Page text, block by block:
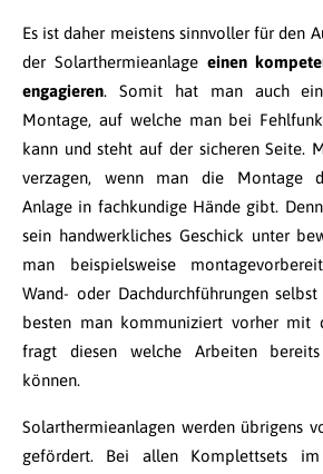
Es ist daher meistens sinnvoller für den
der Solarthermieanlage einen
engagieren. Somit hat man auch
Montage, auf welche man bei
kann und steht auf der sicheren Seite.
verzagen, wenn man die Montage
Anlage in fachkundige Hände gibt.
sein handwerkliches Geschick unter
man beispielsweise
Wand- oder Dachdurchführungen
besten man kommuniziert vorher mit
fragt diesen welche Arbeiten
können.
Solarthermieanlagen werden übrigens
gefördert. Bei allen Komplettsets